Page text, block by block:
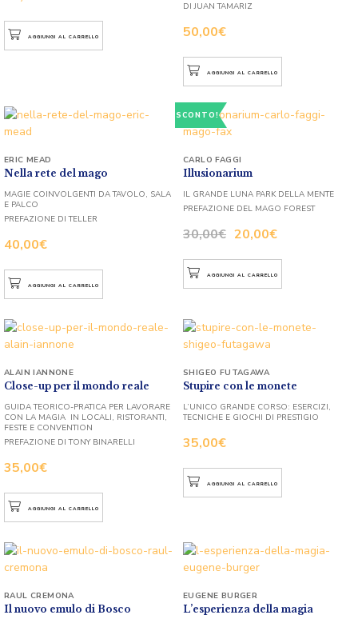
AGGIUNGI AL CARRELLO 50,00€
DI JUAN TAMARIZ
AGGIUNGI AL CARRELLO
Nella rete del mago
40,00€
ERIC MEAD
MAGIE COINVOLGENTI DA TAVOLO, SALA
E PALCO
PREFAZIONE DI TELLER
AGGIUNGI AL CARRELLO
SCONTO!
Illusionarium
30,00€ 20,00€
CARLO FAGGI
IL GRANDE LUNA PARK DELLA MENTE
PREFAZIONE DEL MAGO FOREST
AGGIUNGI AL CARRELLO
Close-up per il mondo reale
35,00€
ALAIN IANNONE
GUIDA TEORICO-PRATICA PER LAVORARE
CON LA MAGIA IN LOCALI, RISTORANTI,
FESTE E CONVENTION
PREFAZIONE DI TONY BINARELLI
AGGIUNGI AL CARRELLO
Stupire con le monete
35,00€
SHIGEO FUTAGAWA
L’UNICO GRANDE CORSO: ESERCIZI,
TECNICHE E GIOCHI DI PRESTIGIO
AGGIUNGI AL CARRELLO
Il nuovo emulo di Bosco
RAUL CREMONA
L’esperienza della magia
EUGENE BURGER